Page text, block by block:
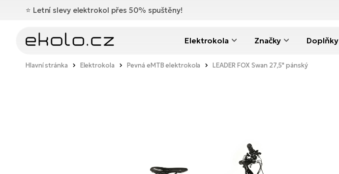
⭐️ Letní slevy elektrokol přes 50% spuštěny!
Elektrokola Značky Doplňky
Hlavní stránka Elektrokola Pevná eMTB elektrokola LEADER FOX Swan 27,5" pánský